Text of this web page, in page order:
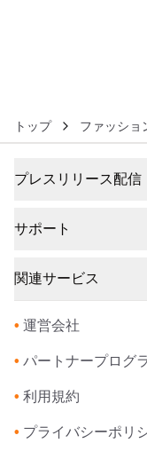
トップ ファッショ
プレスリリース配信
サポート
関連サービス
• 運営会社
• パートナープログ
• 利用規約
• プライバシーポリ